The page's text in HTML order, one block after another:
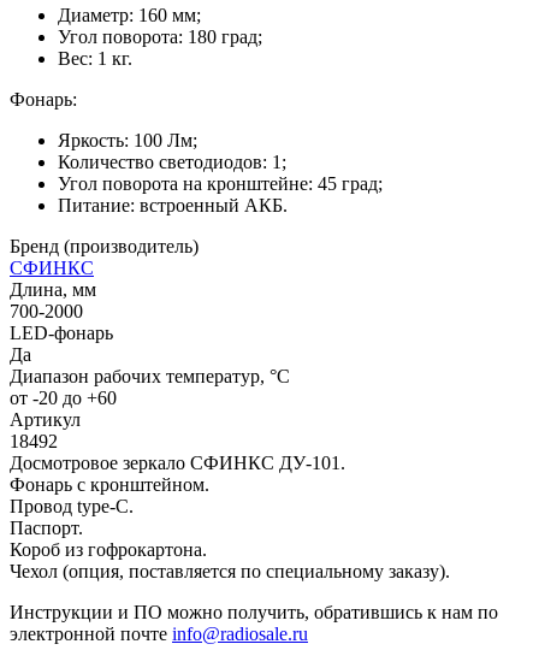
Диаметр: 160 мм;
Угол поворота: 180 град;
Вес: 1 кг.
Фонарь:
Яркость: 100 Лм;
Количество светодиодов: 1;
Угол поворота на кронштейне: 45 град;
Питание: встроенный АКБ.
Бренд (производитель)
СФИНКС
Длина, мм
700-2000
LED-фонарь
Да
Диапазон рабочих температур, °С
от -20 до +60
Артикул
18492
Досмотровое зеркало СФИНКС ДУ-101.
Фонарь с кронштейном.
Провод type-C.
Паспорт.
Короб из гофрокартона.
Чехол (опция, поставляется по специальному заказу).
Инструкции и ПО можно получить, обратившись к нам по
электронной почте info@radiosale.ru